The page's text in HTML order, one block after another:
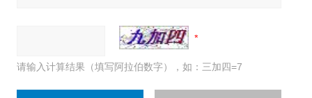
请输入计算结果（填写阿拉伯数字），如：三加四=7